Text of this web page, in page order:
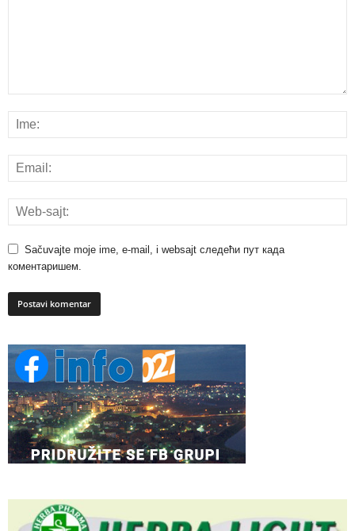
Sačuvajte moje ime, e-mail, i websajt следећи пут када
коментаришем.